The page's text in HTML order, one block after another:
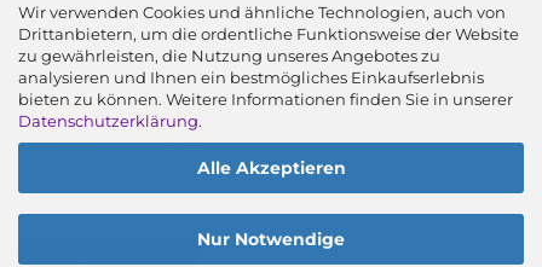
Wir verwenden Cookies und ähnliche Technologien, auch von
Drittanbietern, um die ordentliche Funktionsweise der Website
zu gewährleisten, die Nutzung unseres Angebotes zu
analysieren und Ihnen ein bestmögliches Einkaufserlebnis
bieten zu können. Weitere Informationen finden Sie in unserer
Datenschutzerklärung.
Alle Akzeptieren
Nur Notwendige
SICHER VERSENDEN